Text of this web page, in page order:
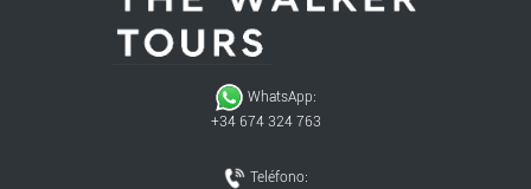
WhatsApp:
+34 674 324 763
Teléfono: